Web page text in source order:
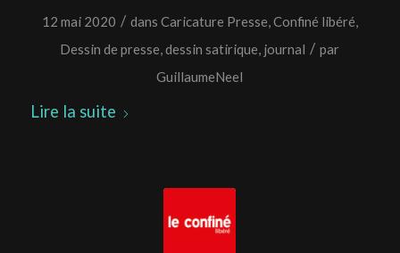
12 mai 2020 / dans Caricature Presse,Confiné libéré,
Dessin de presse,dessin satirique, journal / par
GuillaumeNeel
Lire la suite